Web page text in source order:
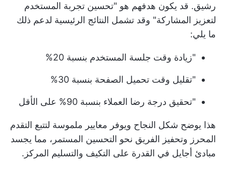
رشيق. قد يكون هدفهم هو "تحسين تجربة المستخدم
لتعزيز المشاركة" وقد تشمل النتائج الرئيسية لدعم ذلك
ما يلي:
"زيادة وقت جلسة المستخدم بنسبة 20%
"تقليل وقت تحميل الصفحة بنسبة 30%
"تحقيق درجة رضا العملاء بنسبة 90% على الأقل
هذا يوضح شكل النجاح ويوفر معايير ملموسة لتتبع التقدم
المحرز وتحفيز الفريق نحو التحسين المستمر، مما يجسد
مبادئ أجايل في القدرة على التكيف والتسليم المركز.